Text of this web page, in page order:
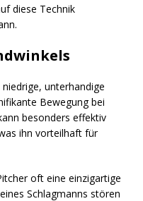
diese Technik
unterhandige
Bewegung bei
besonders effektiv
ihn vorteilhaft für
oft eine einzigartige
Schlagmanns stören